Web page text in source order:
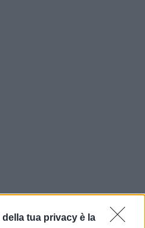
della tua privacy è la
che resta